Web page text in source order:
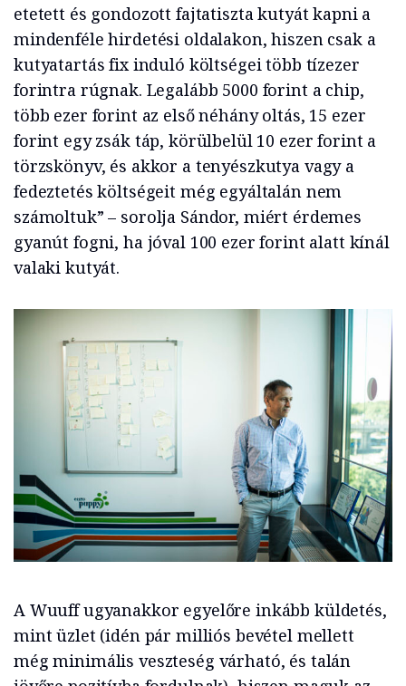
etetett és gondozott fajtatiszta kutyát kapni a
mindenféle hirdetési oldalakon, hiszen csak a
kutyatartás fix induló költségei több tízezer
forintra rúgnak. Legalább 5000 forint a chip,
több ezer forint az első néhány oltás, 15 ezer
forint egy zsák táp, körülbelül 10 ezer forint a
törzskönyv, és akkor a tenyészkutya vagy a
fedeztetés költségeit még egyáltalán nem
számoltuk” – sorolja Sándor, miért érdemes
gyanút fogni, ha jóval 100 ezer forint alatt kínál
valaki kutyát.
A Wuuff ugyanakkor egyelőre inkább küldetés,
mint üzlet (idén pár milliós bevétel mellett
még minimális veszteség várható, és talán